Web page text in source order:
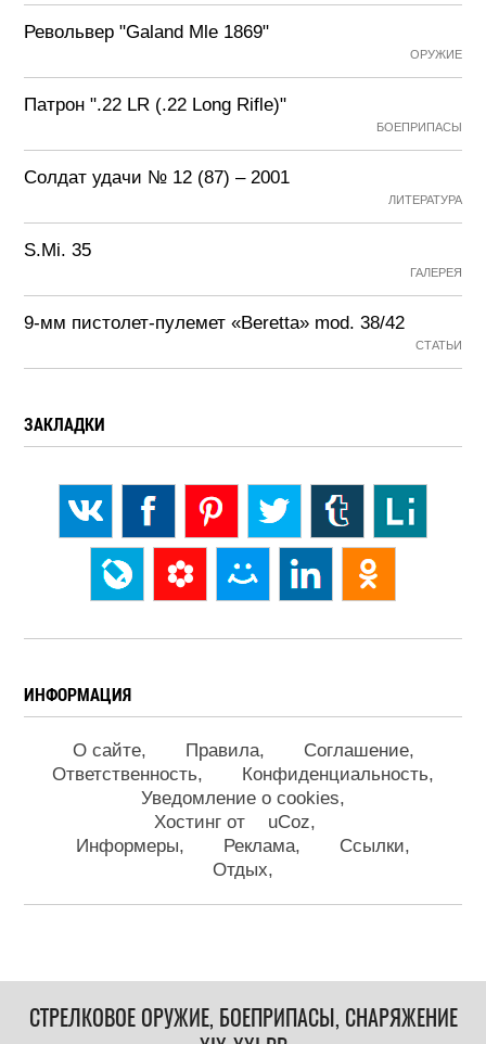
Револьвер "Galand Mle 1869"
ОРУЖИЕ
Патрон ".22 LR (.22 Long Rifle)"
БОЕПРИПАСЫ
Солдат удачи № 12 (87) – 2001
ЛИТЕРАТУРА
S.Mi. 35
ГАЛЕРЕЯ
9-мм пистолет-пулемет «Beretta» mod. 38/42
СТАТЬИ
ЗАКЛАДКИ
ИНФОРМАЦИЯ
О сайте Правила
Соглашение
Ответственность
Конфиденциальность
Уведомление о cookies
Хостинг от
uCoz
Информеры
Реклама
Ссылки
Отдых
СТРЕЛКОВОЕ ОРУЖИЕ, БОЕПРИПАСЫ, СНАРЯЖЕНИЕ